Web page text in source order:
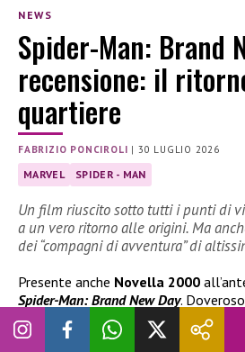
NEWS
Spider-Man: Brand
recensione: il
quartiere
FABRIZIO PONCIROLI | 30 LUGLIO 2026
MARVEL SPIDER - MAN
Un film riuscito sotto tutti i punti di
a un vero ritorno alle origini. Ma
dei “compagni di avventura” di
Presente anche Novella 2000
Spider-Man: Brand New Day.
immediatamente: film riuscito, sotto
grande maestria, si è tornati a